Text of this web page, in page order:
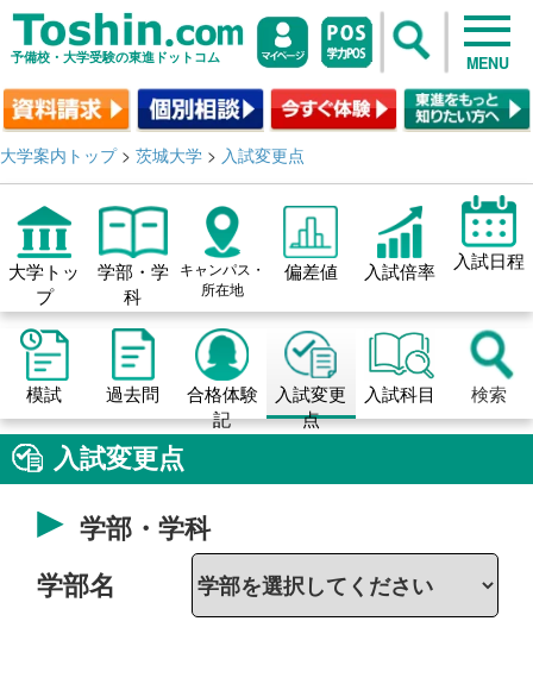
予備校・大学受験の東進ドットコム MENU
大学案内トップ> 茨城大学 > 入試変更点
大学トッ
プ
学部・学
科
キャンパス・
所在地
偏差値 入試倍率 入試日程
模試 過去問
合格体験
記
入試変更
点
入試科目 検索
入試変更点
学部・学科
学部名